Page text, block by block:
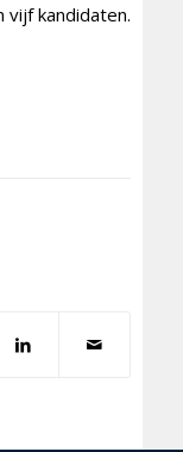
vijf kandidaten.